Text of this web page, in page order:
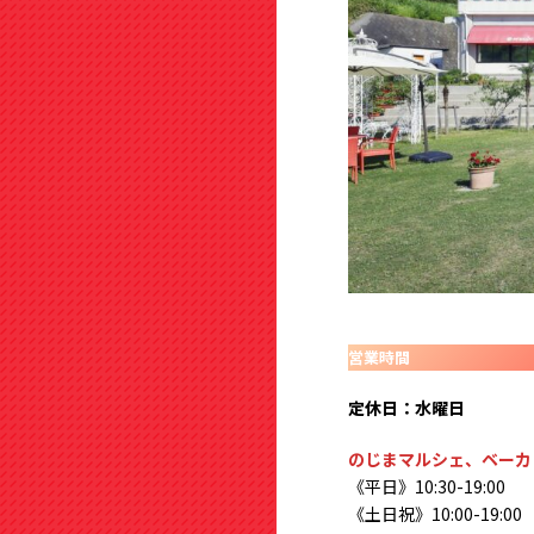
営業時間
定休日：水曜日
のじまマルシェ、ベー
《平日》10:30-19:00
《土日祝》10:00-19:00